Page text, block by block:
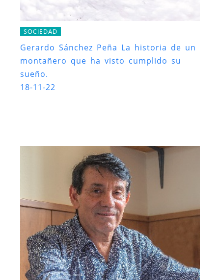
SOCIEDAD
Gerardo Sánchez Peña La historia de un
montañero que ha visto cumplido su
sueño.
18-11-22